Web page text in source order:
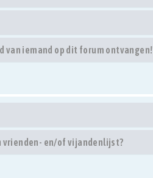
van iemand op dit forum ontvangen!
vrienden- en/of vijandenlijst?